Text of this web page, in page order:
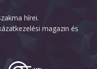
hírei.
magazin és